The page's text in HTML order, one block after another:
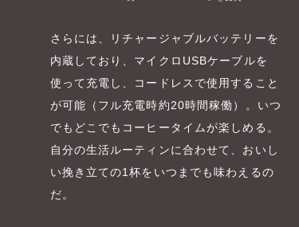
さらには、リチャージャブルバッテリーを
内蔵しており、マイクロUSBケーブルを
使って充電し、コードレスで使用すること
が可能（フル充電時約20時間稼働）。いつ
でもどこでもコーヒータイムが楽しめる。
自分の生活ルーティンに合わせて、おいし
い挽き立ての1杯をいつまでも味わえるの
だ。